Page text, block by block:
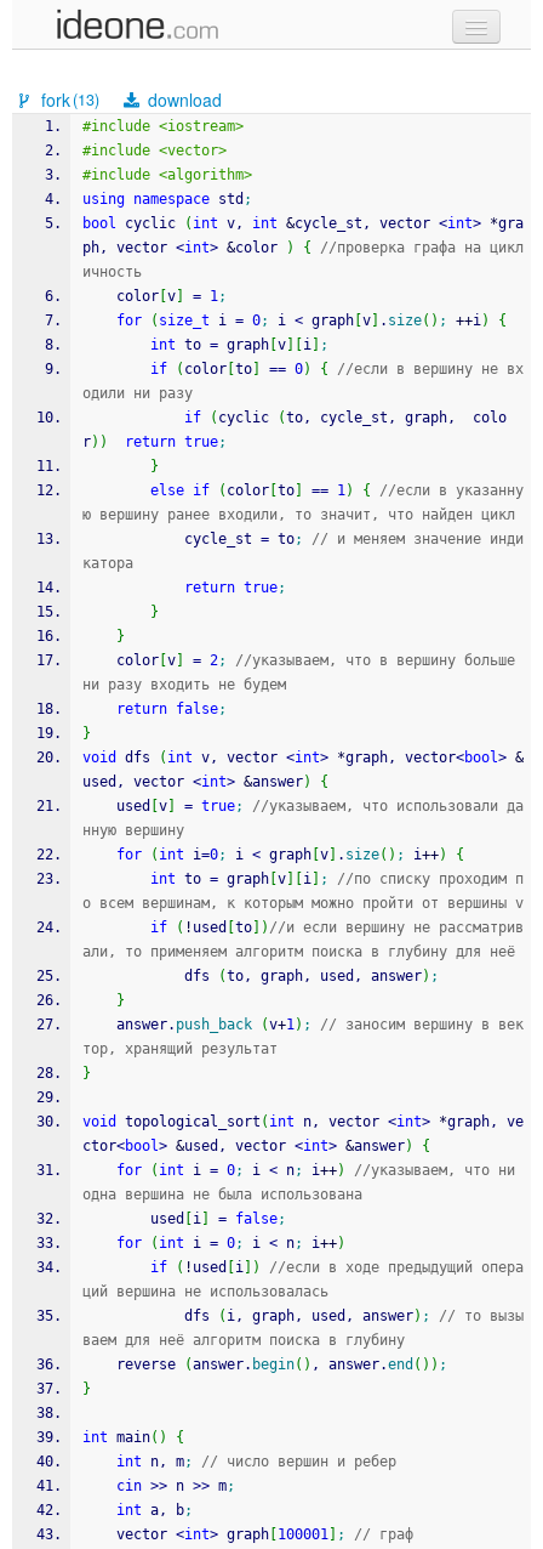
samples
recent codes
sign in
fork(13) download
#include <iostream>
#include <vector>
#include <algorithm>
using namespace std ;
bool cyclic ( int v, int &cycle_st, vector <int> *gra
ph, vector <int> &color ) {
//проверка графа на цикл
ичность
	color
v = 1;
for
( size_t i = 0; i < graph v . size( ) ; ++i)
{
int to = graph v i
;
if
( color to == 0) {
//если в вершину не вх
одили ни разу
if
( cyclic (to, cycle_st, graph,  colo
r) ) return true;
}
else if ( color to == 1) {
//если в указанну
ю вершину ранее входили, то значит, что найден цикл
			cycle_st
= to;
// и меняем значение инди
катора
return true;
}
}
	color
v = 2;
//указываем, что в вершину больше
ни разу входить не будем
return false;
}
void
dfs ( int v, vector <int> *graph, vector<bool> &
used, vector <int> &answer)
{
	used
v = true;
//указываем, что использовали да
нную вершину
for
( int i=0; i < graph v . size( ) ; i++)
{
int to = graph v i ;
//по списку проходим п
о всем вершинам, к которым можно пройти от вершины v
if
( ! used to ) //и если вершину не рассматрив
али, то применяем алгоритм поиска в глубину для неё
			dfs
(to, graph, used, answer) ;
}
	answer.
push_back (v+1) ;
// заносим вершину в век
тор, хранящий результат
}
void topological_sort ( int n, vector <int> *graph, ve
ctor<bool> &used, vector <int> &answer)
{
for
( int i = 0; i < n; i++)
//указываем, что ни
одна вершина не была использована
		used
i = false;
for
( int i = 0; i < n; i++)
if
( ! used i )
//если в ходе предыдущий опера
ций вершина не использовалась
			dfs
( i, graph, used, answer) ;
// то вызы
ваем для неё алгоритм поиска в глубину
	reverse
(answer. begin( ) , answer.end ( ) ) ;
}
int main( )
{
int n, m;
// число вершин и ребер
cin >> n >> m;
int a, b;
	vector
<int> graph 100001 ;
// граф